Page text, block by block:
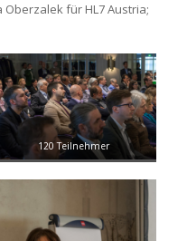
Oberzalek für HL7 Austria;
120 Teilnehmer